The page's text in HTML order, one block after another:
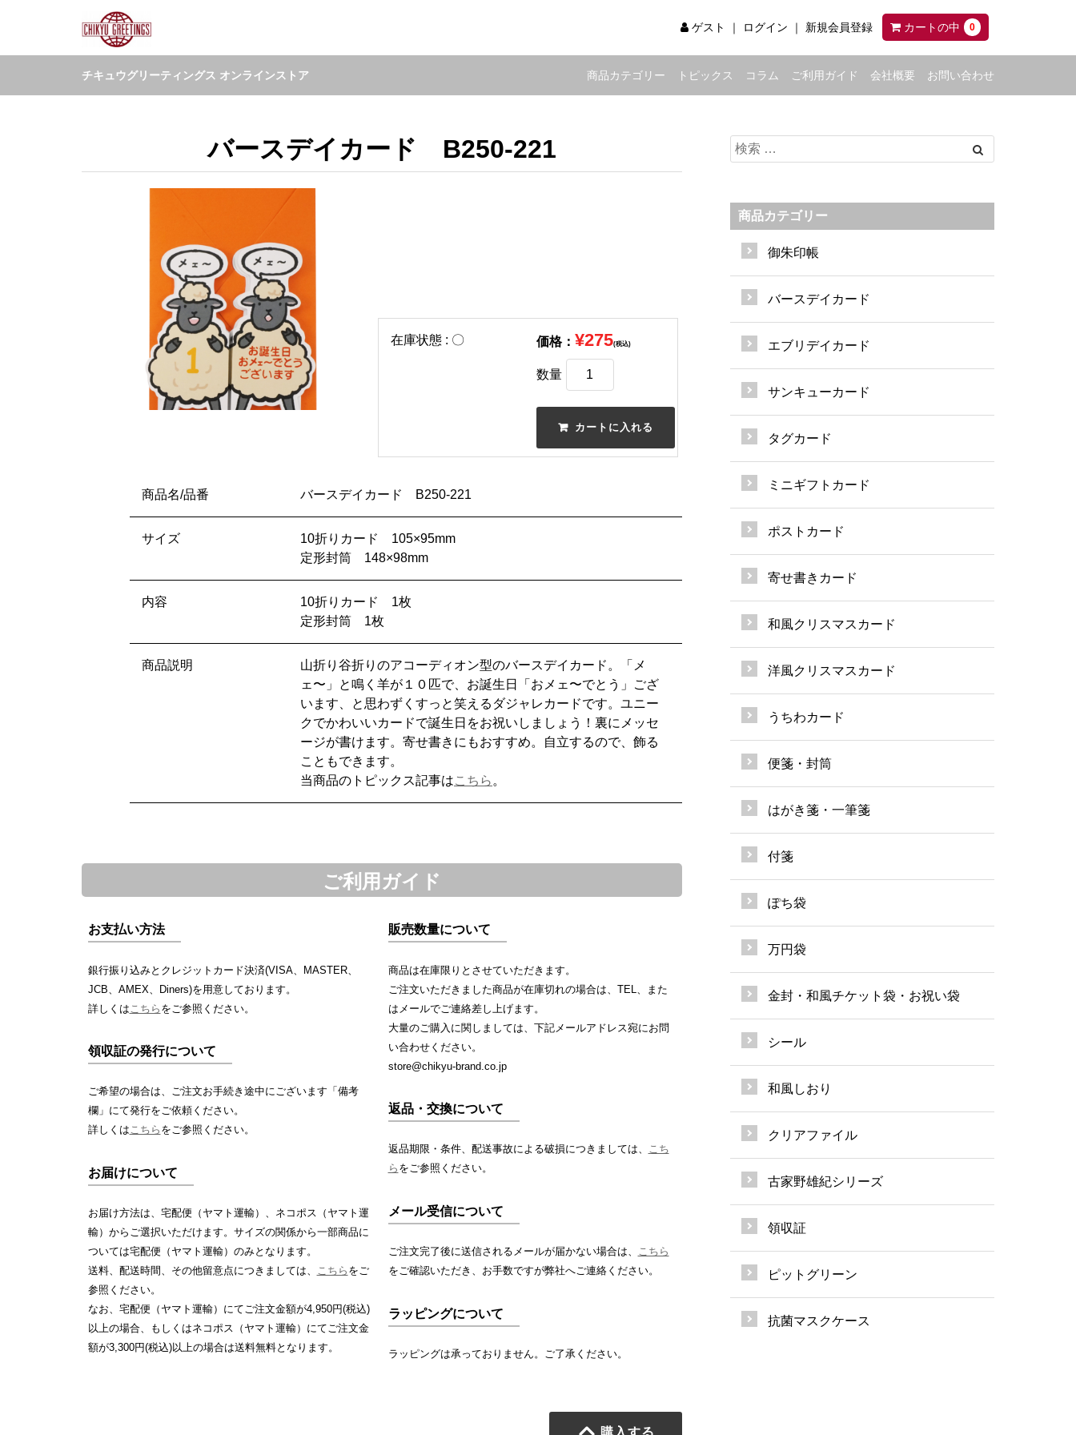
ゲスト ログイン 新規会員登録 カートの中 0
チキュウグリーティングス オンラインストア 商品カテゴリー トピックス コラム ご利用ガイド 会社概要 お問い合わせ
バースデイカード B250-221
在庫状態 : 〇 価格： ¥275(税込)
数量
商品名/品番 バースデイカード B250-221
サイズ
10折りカード 105×95mm
定形封筒 148×98mm
内容
10折りカード 1枚
定形封筒 1枚
商品説明
山折り谷折りのアコーディオン型のバースデイカード。「メ
ェ〜」と鳴く羊が１０匹で、お誕生日「おメェ〜でとう」ござ
います、と思わずくすっと笑えるダジャレカードです。ユニー
クでかわいいカードで誕生日をお祝いしましょう！裏にメッセ
ージが書けます。寄せ書きにもおすすめ。自立するので、飾る
こともできます。
当商品のトピックス記事はこちら 。
ご利用ガイド
お支払い方法
銀行振り込みとクレジットカード決済(VISA、MASTER、
JCB、AMEX、Diners)を用意しております。
詳しくは こちら をご参照ください。
領収証の発行について
ご希望の場合は、ご注文お手続き途中にございます「備考
欄」にて発行をご依頼ください。
詳しくはこちら をご参照ください。
お届けについて
お届け方法は、宅配便（ヤマト運輸）、ネコポス（ヤマト運
輸）からご選択いただけます。サイズの関係から一部商品に
ついては宅配便（ヤマト運輸）のみとなります。
送料、配送時間、その他留意点につきましては、 こちら をご
参照ください。
なお、宅配便（ヤマト運輸）にてご注文金額が4,950円(税込)
以上の場合、もしくはネコポス（ヤマト運輸）にてご注文金
額が3,300円(税込)以上の場合は送料無料となります。
販売数量について
商品は在庫限りとさせていただきます。
ご注文いただきました商品が在庫切れの場合は、TEL、また
はメールでご連絡差し上げます。
大量のご購入に関しましては、下記メールアドレス宛にお問
い合わせください。
store@chikyu-brand.co.jp
返品・交換について
返品期限・条件、配送事故による破損につきましては、 こち
ら をご参照ください。
メール受信について
ご注文完了後に送信されるメールが届かない場合は、 こちら
をご確認いただき、お手数ですが弊社へご連絡ください。
ラッピングについて
ラッピングは承っておりません。ご了承ください。
購入する
商品カテゴリー
御朱印帳
バースデイカード
エブリデイカード
サンキューカード
タグカード
ミニギフトカード
ポストカード
寄せ書きカード
和風クリスマスカード
洋風クリスマスカード
うちわカード
便箋・封筒
はがき箋・一筆箋
付箋
ぽち袋
万円袋
金封・和風チケット袋・お祝い袋
シール
和風しおり
クリアファイル
古家野雄紀シリーズ
領収証
ピットグリーン
抗菌マスクケース